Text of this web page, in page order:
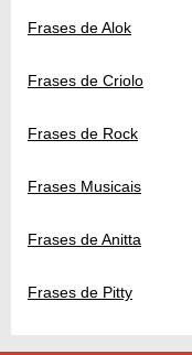
Frases de Alok
Frases de Criolo
Frases de Rock
Frases Musicais
Frases de Anitta
Frases de Pitty